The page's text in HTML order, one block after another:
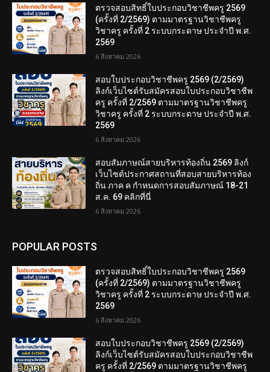
ตรวจสอบสิทธิ์ใบประกอบวิชาชีพครู 2569
(ครั้งที่ 2/2569) ตามมาตรฐานวิชาชีพครู
วิชาครู ครั้งที่ 2 ระบบกระดาษ ประจำปี พ.ศ.
2569
6 สิงหาคม 2026
สอบใบประกอบวิชาชีพครู 2569 (2/2569)
ลิงก์เว็บไซต์รับสมัครสอบใบประกอบวิชาชีพ
ครู ครั้งที่ 2/2569 ตามมาตรฐานวิชาชีพครู
วิชาครู ครั้งที่ 2 ระบบกระดาษ ประจำปี พ.ศ.
2569
6 สิงหาคม 2026
สอบสัมภาษณ์สายบริหารท้องถิ่น 2569 ลิงก์
เว็บไซต์ประกาศสถานที่สอบสายบริหารท้อง
ถิ่น ภาค ค กำหนดการสอบสัมภาษณ์ 18-21
ส.ค. 69 คลิกที่นี่
6 สิงหาคม 2026
POPULAR POSTS
ตรวจสอบสิทธิ์ใบประกอบวิชาชีพครู 2569
(ครั้งที่ 2/2569) ตามมาตรฐานวิชาชีพครู
วิชาครู ครั้งที่ 2 ระบบกระดาษ ประจำปี พ.ศ.
2569
6 สิงหาคม 2026
สอบใบประกอบวิชาชีพครู 2569 (2/2569)
ลิงก์เว็บไซต์รับสมัครสอบใบประกอบวิชาชีพ
ครู ครั้งที่ 2/2569 ตามมาตรฐานวิชาชีพครู